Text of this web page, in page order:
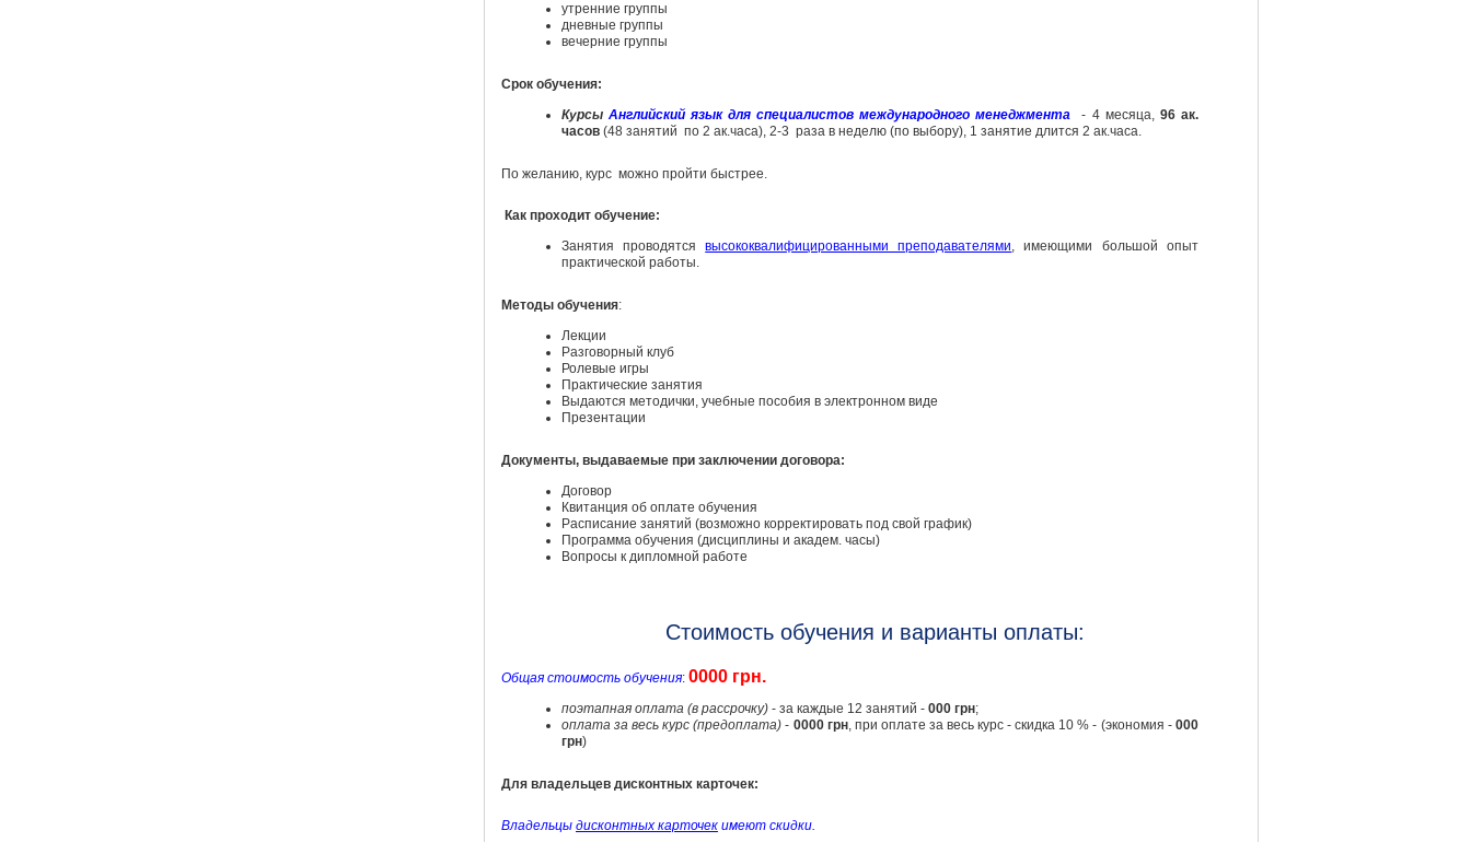
утренние группы
дневные группы
вечерние группы
Срок обучения:
КурсыАнглийский язык для специалистов международного менеджмента - 4 месяца, 96 ак.
часов (48 занятий по 2 ак.часа), 2-3 раза в неделю (по выбору), 1 занятие длится 2 ак.часа.
По желанию, курс можно пройти быстрее.
Как проходит обучение:
Занятия проводятсявысококвалифицированными преподавателями, имеющими большой опыт
практической работы.
Методы обучения:
Лекции
Разговорный клуб
Ролевые игры
Практические занятия
Выдаются методички, учебные пособия в электронном виде
Презентации
Документы, выдаваемые при заключении договора:
Договор
Квитанция об оплате обучения
Расписание занятий (возможно корректировать под свой график)
Программа обучения (дисциплины и академ. часы)
Вопросы к дипломной работе
Стоимость обучения и варианты оплаты:
Общая стоимость обучения: 0000 грн.
поэтапная оплата (в рассрочку) - за каждые 12 занятий - 000 грн;
оплата за весь курс (предоплата) - 0000 грн, при оплате за весь курс - скидка 10 % - (экономия -000
грн)
Для владельцев дисконтных карточек:
Владельцы дисконтных карточек имеют скидки.